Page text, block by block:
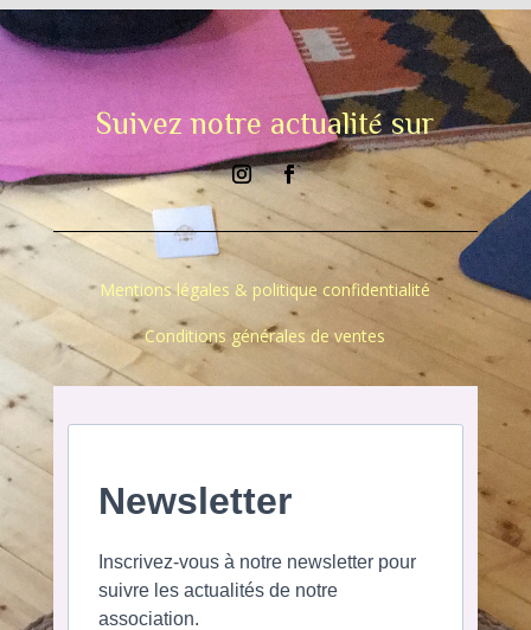
Suivez notre actualité sur
Mentions légales & politique confidentialité
Conditions générales de ventes
Newsletter
Inscrivez-vous à notre newsletter pour
suivre les actualités de notre
association.